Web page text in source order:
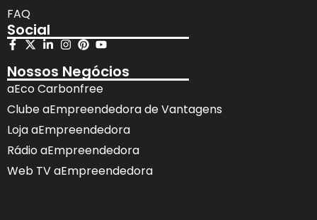
FAQ
Social
Nossos Negócios
aEco Carbonfree
Clube aEmpreendedora de Vantagens
Loja aEmpreendedora
Rádio aEmpreendedora
Web TV aEmpreendedora